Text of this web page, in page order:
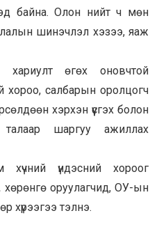
байна. Олон нийт ч мөн
шинэчлэл хэзээ, яаж
хариулт өгөх оновчтой
хороо, салбарын оролцогч
хэрхэн үүсгэх болон
шаргуу ажиллах
үндэсний хороог
оруулагчид, ОУ-ын
хүрээгээ тэлнэ.